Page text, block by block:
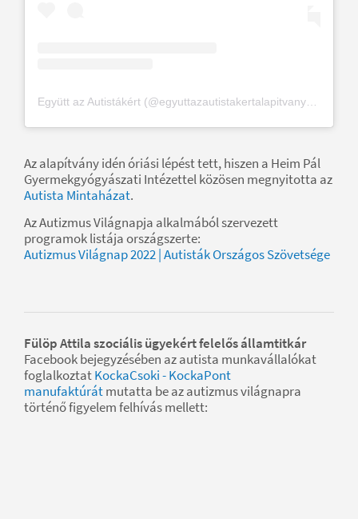
Az alapítvány idén óriási lépést tett, hiszen a Heim Pál
Gyermekgyógyászati Intézettel közösen megnyitotta az
Autista Mintaházat.
Az Autizmus Világnapja alkalmából szervezett
programok listája országszerte:
Autizmus Világnap 2022 | Autisták Országos Szövetsége
Fülöp Attila szociális ügyekért felelős államtitkár
Facebook bejegyzésében az autista munkavállalókat
foglalkoztatKockaCsoki - KockaPont
manufaktúrátmutatta be az autizmus világnapra
történő figyelem felhívás mellett: